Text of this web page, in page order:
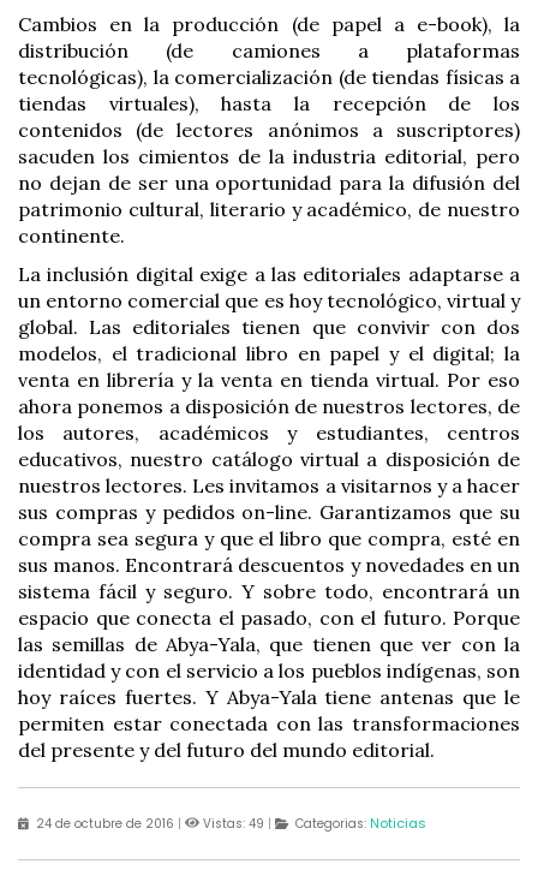
Cambios en la producción (de papel a e-book), la
distribución (de camiones a plataformas
tecnológicas), la comercialización (de tiendas físicas a
tiendas virtuales), hasta la recepción de los
contenidos (de lectores anónimos a suscriptores)
sacuden los cimientos de la industria editorial, pero
no dejan de ser una oportunidad para la difusión del
patrimonio cultural, literario y académico, de nuestro
continente.
Lainclusión digital exige a las editoriales adaptarse a
un entorno comercial que es hoy tecnológico, virtual y
global. Las editoriales tienen que convivir con dos
modelos, el tradicional libro en papel y el digital; la
venta en librería y la venta en tienda virtual. Por eso
ahora ponemos a disposición de nuestros lectores, de
los autores, académicos y estudiantes, centros
educativos, nuestro catálogo virtual a disposición de
nuestros lectores. Les invitamos a visitarnos y a hacer
sus compras y pedidos on-line. Garantizamos que su
compra sea segura y que el libro que compra, esté en
sus manos. Encontrará descuentos y novedades en un
sistema fácil y seguro. Y sobre todo, encontrará un
espacio que conecta el pasado, con el futuro. Porque
las semillas de Abya-Yala, que tienen que ver con la
identidad y con el servicio a los pueblos indígenas, son
hoy raíces fuertes. Y Abya-Yala tiene antenas que le
permiten estar conectada con las transformaciones
del presente y del futuro del mundo editorial.
24 de octubre de 2016 | Vistas: 49 | Categorias: Noticias